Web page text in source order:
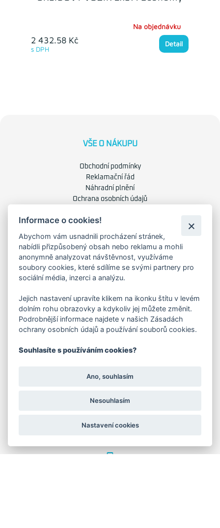
2 432.58 Kč
s DPH
Na objednávku
Detail
VŠE O NÁKUPU
Obchodní podmínky
Reklamační řád
Náhradní plnění
Ochrana osobních údajů
O NÁS
O společnosti
Kariéra
Kontakty
FAKTURAČNÍ ADRESA
Družstevní 1394/12
IČO: 28404009
DIČ: CZ28404009
Informace o cookies!
Abychom vám usnadnili procházení stránek,
nabídli přizpůsobený obsah nebo reklamu a mohli
anonymně analyzovat návštěvnost, využíváme
soubory cookies, které sdílíme se svými partnery pro
sociální média, inzerci a analýzu.
Jejich nastavení upravíte klikem na ikonku štítu v levém
dolním rohu obrazovky a kdykoliv jej můžete změnit.
Podrobnější informace najdete v našich Zásadách
ochrany osobních údajů a používání souborů cookies.
Souhlasíte s používáním cookies?
Ano, souhlasím
Nesouhlasím
Nastavení cookies